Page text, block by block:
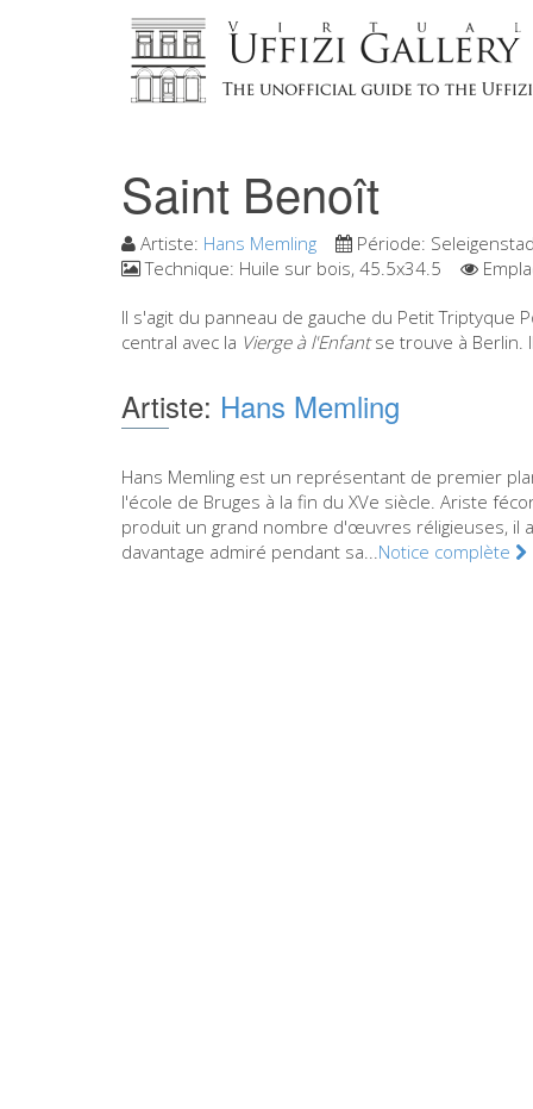
Saint Benoît
Artiste: Hans Memling Période:
Technique: Huile sur bois, 45.5x34.5
Il s'agit du panneau de gauche du Petit Triptyque
central avec la Vierge à l'Enfantse trouve à Berlin.
Artiste: Hans Memling
Hans Memling est un représentant de premier
l'école de Bruges à la fin du XVe siècle. Ariste
produit un grand nombre d'œuvres réligieuses, il
davantage admiré pendant sa...Notice complète